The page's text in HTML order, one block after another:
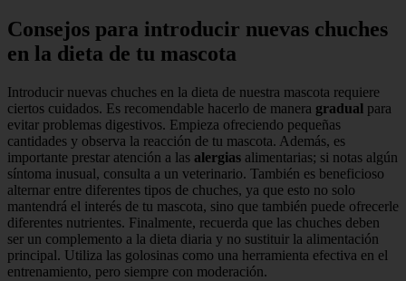
Consejos para introducir nuevas chuches
en la dieta de tu mascota
Introducir nuevas chuches en la dieta de nuestra mascota requiere
ciertos cuidados. Es recomendable hacerlo de manera gradual para
evitar problemas digestivos. Empieza ofreciendo pequeñas
cantidades y observa la reacción de tu mascota. Además, es
importante prestar atención a las alergias alimentarias; si notas algún
síntoma inusual, consulta a un veterinario. También es beneficioso
alternar entre diferentes tipos de chuches, ya que esto no solo
mantendrá el interés de tu mascota, sino que también puede ofrecerle
diferentes nutrientes. Finalmente, recuerda que las chuches deben
ser un complemento a la dieta diaria y no sustituir la alimentación
principal. Utiliza las golosinas como una herramienta efectiva en el
entrenamiento, pero siempre con moderación.